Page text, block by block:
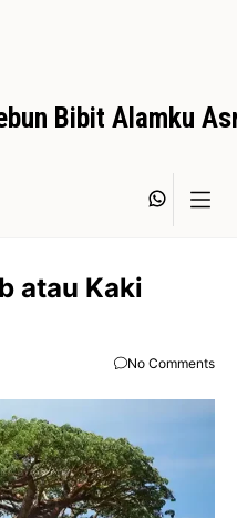
Bibit Alamku
atau Kaki
No Comments